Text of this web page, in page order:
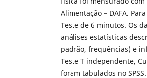
Alimentação – DAFA.
Teste de 6 minutos. Os
análises estatísticas
padrão, frequências) e
Teste T independente,
foram tabulados no